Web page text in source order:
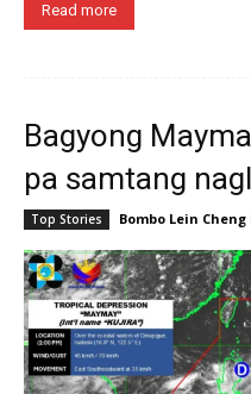
Read more
Bagyong
pa samtang
Top Stories Bombo Lein